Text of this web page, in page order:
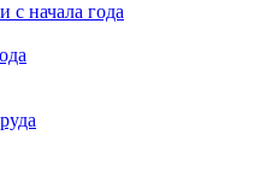
начала года